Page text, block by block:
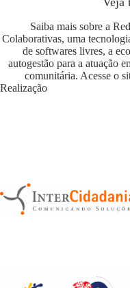
Saiba mais sobre a
Colaborativas, uma
de softwares livres, a
autogestão para a atuação
comunitária. Acesse o
Realização